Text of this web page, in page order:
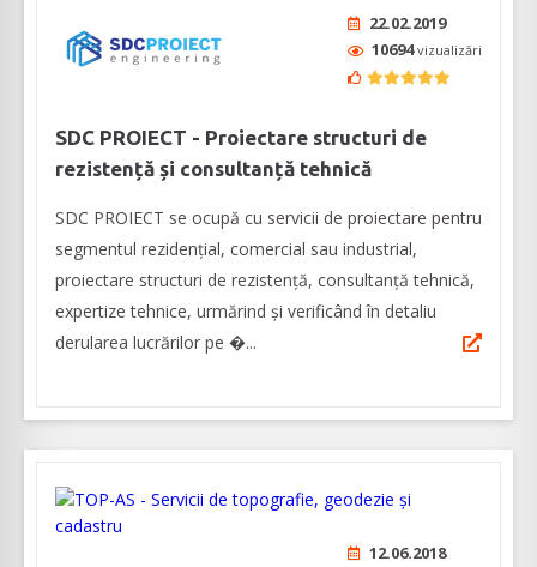
22.02.2019
10694vizualizări
SDC PROIECT - Proiectare structuri de
rezistență și consultanță tehnică
SDC PROIECT se ocupă cu servicii de proiectare pentru
segmentul rezidențial, comercial sau industrial,
proiectare structuri de rezistență, consultanță tehnică,
expertize tehnice, urmărind și verificând în detaliu
derularea lucrărilor pe �...
12.06.2018